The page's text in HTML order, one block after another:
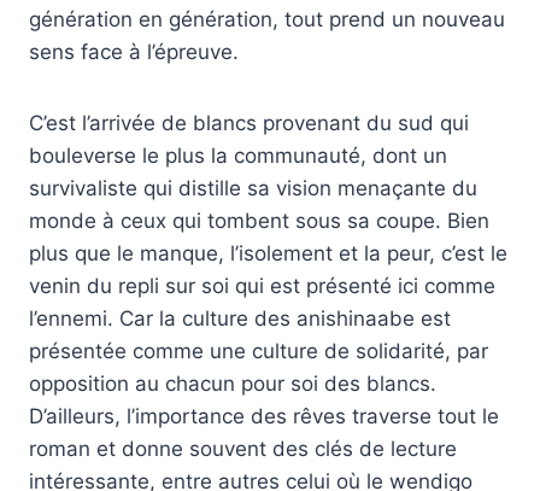
génération en génération, tout prend un nouveau
sens face à l’épreuve.
C’est l’arrivée de blancs provenant du sud qui
bouleverse le plus la communauté, dont un
survivaliste qui distille sa vision menaçante du
monde à ceux qui tombent sous sa coupe. Bien
plus que le manque, l’isolement et la peur, c’est le
venin du repli sur soi qui est présenté ici comme
l’ennemi. Car la culture des anishinaabe est
présentée comme une culture de solidarité, par
opposition au chacun pour soi des blancs.
D’ailleurs, l’importance des rêves traverse tout le
roman et donne souvent des clés de lecture
intéressante, entre autres celui où le wendigo